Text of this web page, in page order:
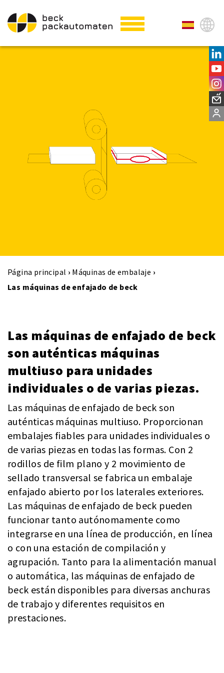
Página principal › Máquinas de embalaje ›
Las máquinas de enfajado de beck
Las máquinas de enfajado de beck
son auténticas máquinas
multiuso para unidades
individuales o de varias piezas.
Las máquinas de enfajado de beck son
auténticas máquinas multiuso. Proporcionan
embalajes fiables para unidades individuales o
de varias piezas en todas las formas. Con 2
rodillos de film plano y 2 movimiento de
sellado transversal se fabrica un embalaje
enfajado abierto por los laterales exteriores.
Las máquinas de enfajado de beck pueden
funcionar tanto autónomamente como
integrarse en una línea de producción, en línea
o con una estación de compilación y
agrupación. Tanto para la alimentación manual
o automática, las máquinas de enfajado de
beck están disponibles para diversas anchuras
de trabajo y diferentes requisitos en
prestaciones.